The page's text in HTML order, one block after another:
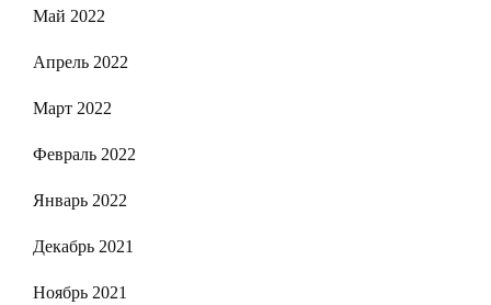
Май 2022
Апрель 2022
Март 2022
Февраль 2022
Январь 2022
Декабрь 2021
Ноябрь 2021